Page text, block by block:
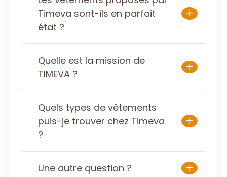
Timeva sont-ils en parfait
état ?
+
Quelle est la mission de
TIMEVA ?
+
Quels types de vêtements
puis-je trouver chez Timeva
?
+
Une autre question ? +